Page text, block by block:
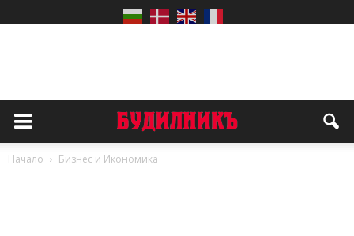
Начало Бизнес и Икономика